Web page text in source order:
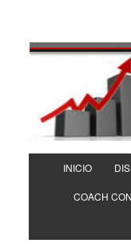
INICIO
COACH